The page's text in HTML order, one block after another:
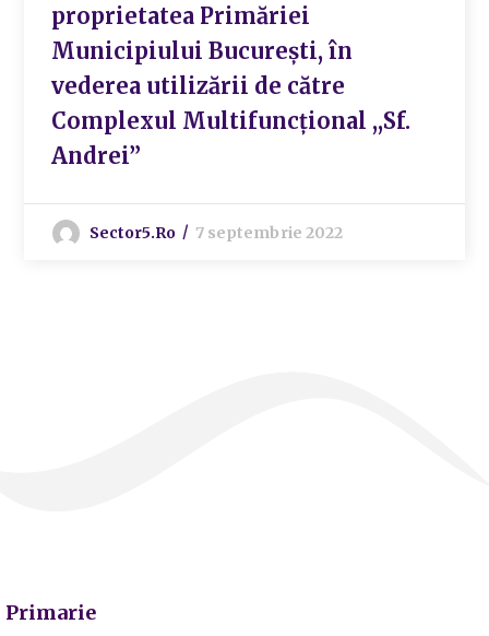
proprietatea Primăriei
Municipiului București, în
vederea utilizării de către
Complexul Multifuncțional ,,Sf.
Andrei”
Sector5.ro 7 septembrie 2022
Primarie